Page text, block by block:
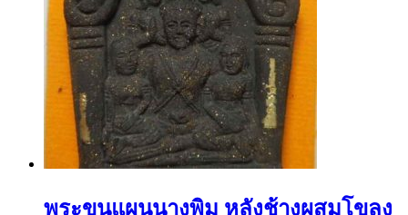
พระขุนแผนนางพิม หลังช้างผสมโขลง